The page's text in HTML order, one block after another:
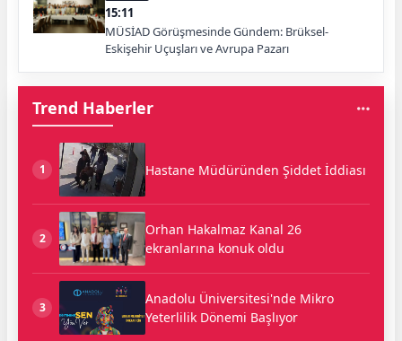
15:11
MÜSİAD Görüşmesinde Gündem: Brüksel-
Eskişehir Uçuşları ve Avrupa Pazarı
Trend Haberler
1 Hastane Müdüründen Şiddet İddiası
2
Orhan Hakalmaz Kanal 26
ekranlarına konuk oldu
3
Anadolu Üniversitesi'nde Mikro
Yeterlilik Dönemi Başlıyor